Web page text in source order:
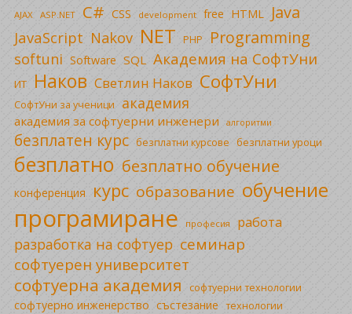
AJAX ASP.NET C# CSS development free HTML Java
JavaScript Nakov NET PHP Programming
softuni Software SQL Академия на СофтУни
ИТ Наков Светлин Наков СофтУни
СофтУни за ученици академия
академия за софтуерни инженери алгоритми
безплатен курс безплатни курсове безплатни уроци
безплатно безплатно обучение
конференция курс образование обучение
програмиране професия работа
разработка на софтуер семинар
софтуерен университет
софтуерна академия софтуерни технологии
софтуерно инженерство състезание технологии